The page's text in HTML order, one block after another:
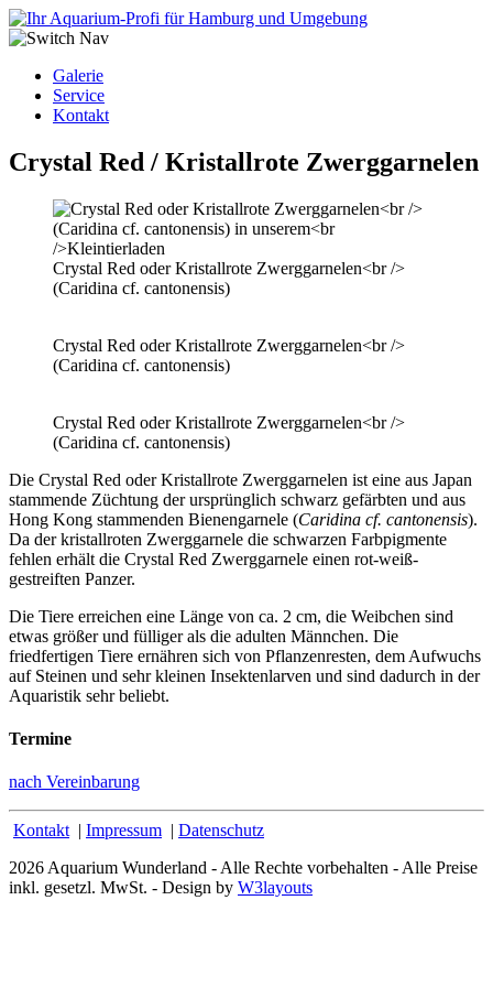
Galerie
Service
Kontakt
Crystal Red / Kristallrote Zwerggarnelen
Crystal Red oder Kristallrote Zwerggarnelen<br />
(Caridina cf. cantonensis)
Crystal Red oder Kristallrote Zwerggarnelen<br />
(Caridina cf. cantonensis)
Crystal Red oder Kristallrote Zwerggarnelen<br />
(Caridina cf. cantonensis)
Die Crystal Red oder Kristallrote Zwerggarnelen ist eine aus Japan
stammende Züchtung der ursprünglich schwarz gefärbten und aus
Hong Kong stammenden Bienengarnele (Caridina cf. cantonensis).
Da der kristallroten Zwerggarnele die schwarzen Farbpigmente
fehlen erhält die Crystal Red Zwerggarnele einen rot-weiß-
gestreiften Panzer.
Die Tiere erreichen eine Länge von ca. 2 cm, die Weibchen sind
etwas größer und fülliger als die adulten Männchen. Die
friedfertigen Tiere ernähren sich von Pflanzenresten, dem Aufwuchs
auf Steinen und sehr kleinen Insektenlarven und sind dadurch in der
Aquaristik sehr beliebt.
Termine
nach Vereinbarung
Kontakt | Impressum | Datenschutz
2026 Aquarium Wunderland - Alle Rechte vorbehalten - Alle Preise
inkl. gesetzl. MwSt. - Design by W3layouts